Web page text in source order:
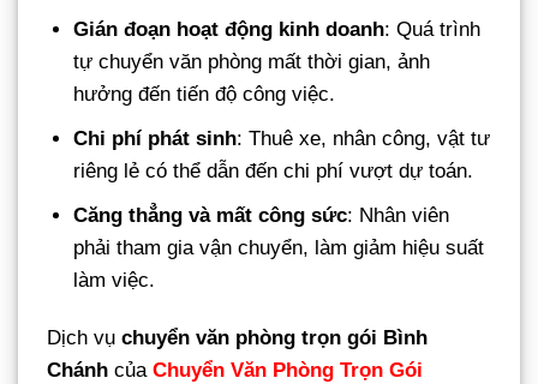
Gián đoạn hoạt động kinh doanh: Quá trình
tự chuyển văn phòng mất thời gian, ảnh
hưởng đến tiến độ công việc.
Chi phí phát sinh: Thuê xe, nhân công, vật tư
riêng lẻ có thể dẫn đến chi phí vượt dự toán.
Căng thẳng và mất công sức: Nhân viên
phải tham gia vận chuyển, làm giảm hiệu suất
làm việc.
Dịch vụ chuyển văn phòng trọn gói Bình
Chánh của Chuyển Văn Phòng Trọn Gói